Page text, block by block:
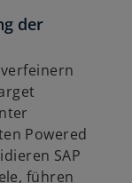
der
Powered
SAP
führen